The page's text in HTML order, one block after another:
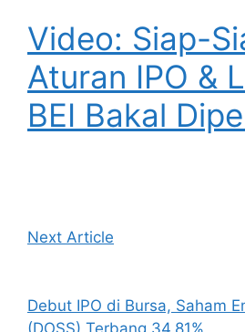
Video: Siap-
Aturan IPO &
BEI Bakal
Next Article
Debut IPO di Bursa, Saham
(DOSS) Terbang 34,81%